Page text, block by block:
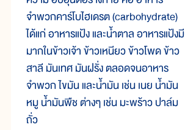
จำพวกคาร์โบไฮเดรต (carbohydrate)
ได้แก่ อาหารแป้ง และน้ำตาล อาหารแป้งมี
มากในข้าวเจ้า ข้าวเหนียว ข้าวโพด ข้าว
สาลี มันเทศ มันฝรั่ง ตลอดจนอาหาร
จำพวก ไขมัน และน้ำมัน เช่น เนย น้ำมัน
หมู น้ำมันพืช ต่างๆ เช่น มะพร้าว ปาล์ม
ถั่ว